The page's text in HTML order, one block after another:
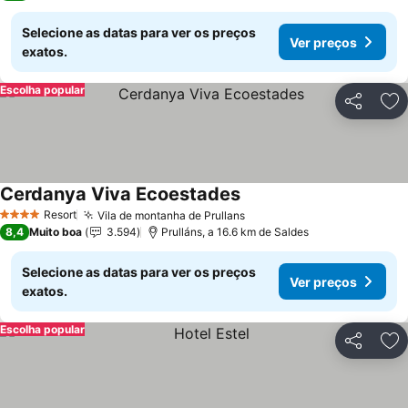
Selecione as datas para ver os preços
exatos.
Ver preços
Partilhar
Escolha popular
4 EstrelasResort Vila de montanha de Prullans
Cerdanya Viva Ecoestades
8,4 Muito boa 3.594 Prulláns, a 16.6 km de Saldes
Selecione as datas para ver os preços
exatos.
Ver preços
Partilhar
Escolha popular